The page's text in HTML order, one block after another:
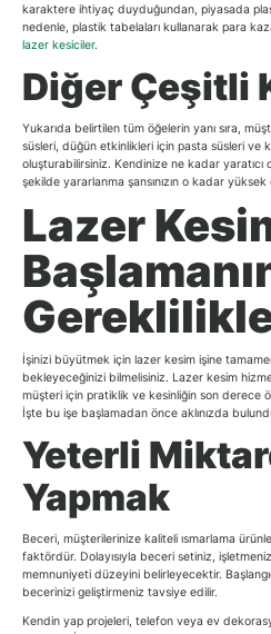
karaktere ihtiyaç duyduğundan, piyasada
nedenle, plastik tabelaları kullanarak para
lazer kesiciler.
Diğer Çeşitli
Yukarıda belirtilen tüm öğelerin yanı sıra,
süsleri, düğün etkinlikleri için pasta süsleri ve
oluşturabilirsiniz. Kendinize ne kadar
şekilde yararlanma şansınızın o kadar yüksek
Lazer
İşinizi büyütmek için lazer kesim işine
bekleyeceğinizi bilmelisiniz. Lazer kesim
müşteri için pratiklik ve kesinliğin son derece
İşte bu işe başlamadan önce aklınızda
Yeterli
Yapmak
Beceri, müşterilerinize kaliteli ısmarlama
faktördür. Dolayısıyla beceri setiniz,
memnuniyeti düzeyini belirleyecektir.
becerinizi geliştirmeniz tavsiye edilir.
Kendin yap projeleri, telefon veya ev